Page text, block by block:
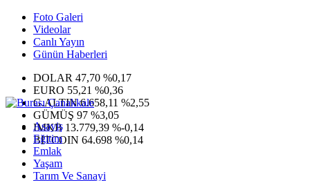
Foto Galeri
Videolar
Canlı Yayın
Günün Haberleri
DOLAR 47,70 %0,17
EURO 55,21 %0,36
G.ALTIN6.658,11 %2,55
GÜMÜŞ 97 %3,05
IMKB 13.779,39 %-0,14
BITCOIN 64.698 %0,14
Asayiş
Eğitim
Emlak
Yaşam
Tarım Ve Sanayi